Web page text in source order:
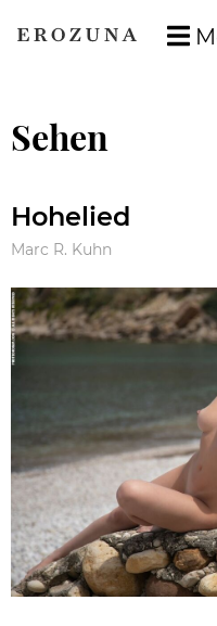
Sehen
Hohelied
Marc R. Kuhn